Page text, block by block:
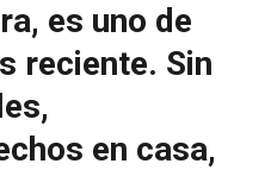
es uno de
reciente. Sin
en casa,